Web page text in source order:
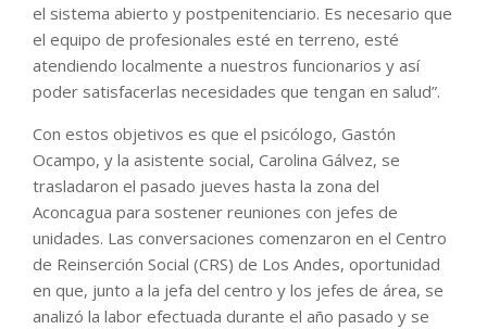
el sistema abierto y postpenitenciario. Es necesario que
el equipo de profesionales esté en terreno, esté
atendiendo localmente a nuestros funcionarios y así
poder satisfacerlas necesidades que tengan en salud”.
Con estos objetivos es que el psicólogo, Gastón
Ocampo, y la asistente social, Carolina Gálvez, se
trasladaron el pasado jueves hasta la zona del
Aconcagua para sostener reuniones con jefes de
unidades. Las conversaciones comenzaron en el Centro
de Reinserción Social (CRS) de Los Andes, oportunidad
en que, junto a la jefa del centro y los jefes de área, se
analizó la labor efectuada durante el año pasado y se